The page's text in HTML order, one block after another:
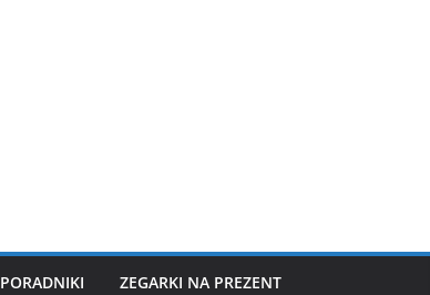
PORADNIKI ZEGARKI NA PREZENT